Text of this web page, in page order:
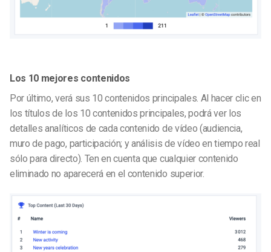
Los 10 mejores contenidos
Por último, verá sus 10 contenidos principales. Al hacer clic en
los títulos de los 10 contenidos principales, podrá ver los
detalles analíticos de cada contenido de vídeo (audiencia,
muro de pago, participación; yanálisis de vídeo en tiempo real
sólo para directo). Ten en cuenta que cualquier contenido
eliminado no aparecerá en el contenido superior.